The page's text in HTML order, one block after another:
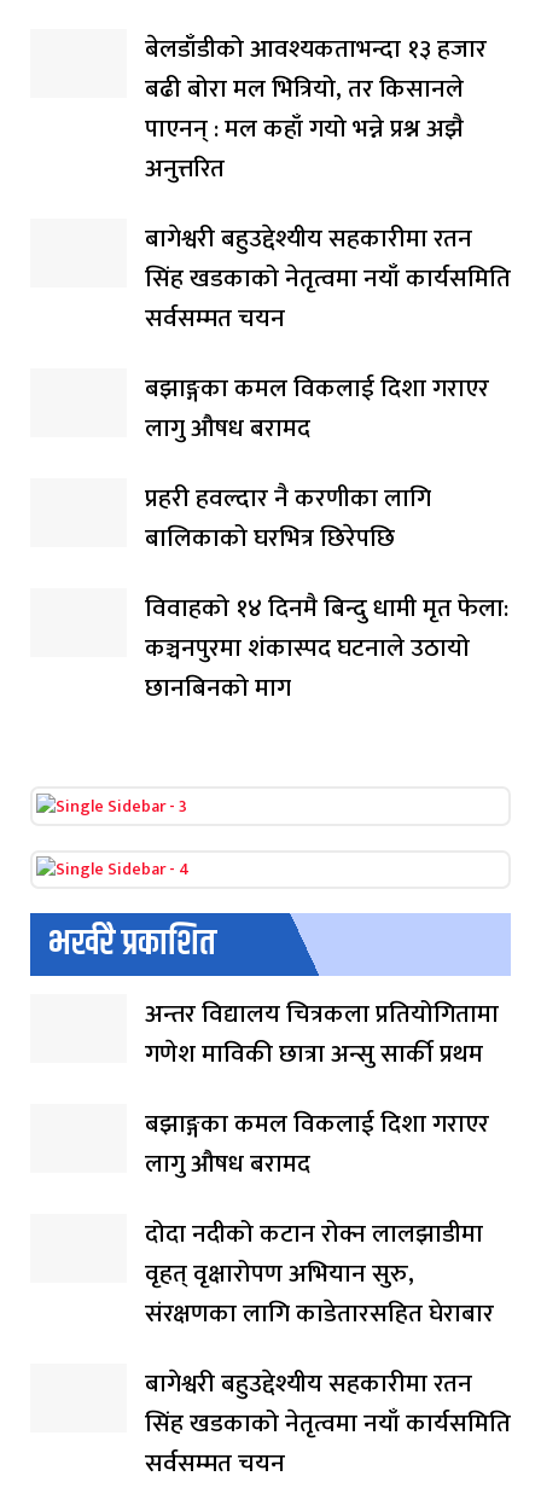
बेलडाँडीको आवश्यकताभन्दा १३ हजार
बढी बोरा मल भित्रियो, तर किसानले
पाएनन् : मल कहाँ गयो भन्ने प्रश्न अझै
अनुत्तरित
बागेश्वरी बहुउद्देश्यीय सहकारीमा रतन
सिंह खडकाको नेतृत्वमा नयाँ कार्यसमिति
सर्वसम्मत चयन
बझाङ्गका कमल विकलाई दिशा गराएर
लागु औषध बरामद
प्रहरी हवल्दार नै करणीका लागि
बालिकाको घरभित्र छिरेपछि
विवाहको १४ दिनमै बिन्दु धामी मृत फेला:
कञ्चनपुरमा शंकास्पद घटनाले उठायो
छानबिनको माग
भर्खरै प्रकाशित
अन्तर विद्यालय चित्रकला प्रतियोगितामा
गणेश माविकी छात्रा अन्सु सार्की प्रथम
बझाङ्गका कमल विकलाई दिशा गराएर
लागु औषध बरामद
दोदा नदीको कटान रोक्न लालझाडीमा
वृहत् वृक्षारोपण अभियान सुरु,
संरक्षणका लागि काडेतारसहित घेराबार
बागेश्वरी बहुउद्देश्यीय सहकारीमा रतन
सिंह खडकाको नेतृत्वमा नयाँ कार्यसमिति
सर्वसम्मत चयन